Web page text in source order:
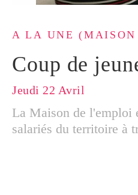
A LA UNE
Coup de
Jeudi 22 Avril
La Maison de l'emploi
salariés du territoire à